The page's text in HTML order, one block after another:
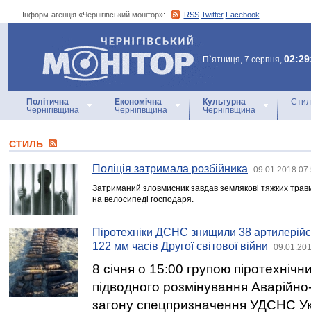
Інформ-агенція «Чернігівський монітор»: RSS Twitter Facebook
Інформ-агенція
«Чернігівський монітор»
П`ятниця, 7 серпня,
Політична
Чернігівщина
Економічна
Чернігівщина
Культурна
Чернігівщина
СТИЛЬ
Поліція затримала розбійника 09.01.2018
Затриманий зловмисник завдав землякові тяжких
на велосипеді господаря.
Піротехніки ДСНС знищили 38
122 мм часів Другої світової війни
8 січня о 15:00 групою
підводного розмінування
загону спецпризначення УДСНС